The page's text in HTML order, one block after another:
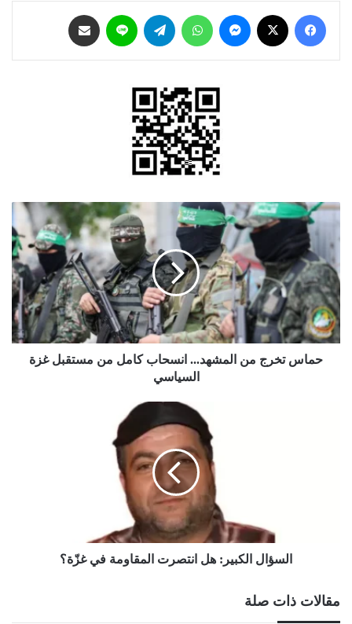
فيسبوك ماسنجر واتساب تيلقرام لاين
حماس
من
المشهد...
انسحاب
كامل
من
مستقبل
غزة
السياسي
حماس تخرج من المشهد... انسحاب كامل من مستقبل غزة
السياسي
السؤال الكبير: هل انتصرت المقاومة في غزّة؟
مقالات ذات صلة